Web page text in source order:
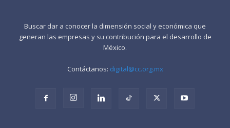
Buscar dar a conocer la dimensión social y económica que
generan las empresas y su contribución para el desarrollo de
México.
Contáctanos: digital@cc.org.mx